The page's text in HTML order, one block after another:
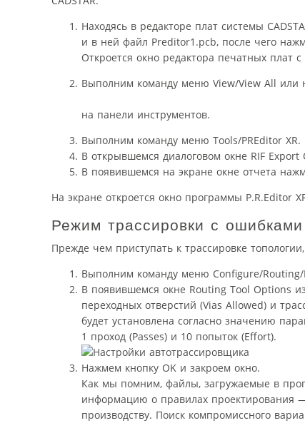
Находясь в редакторе плат системы
и в ней файл Preditor1.pcb, после чего
Откроется окно редактора печатных плат
Выполним команду меню View/View All или
на панели инструментов.
Выполним команду меню Tools/PREditor XR.
В открывшемся диалоговом окне RIF
В появившемся на экране окне отчета
На экране откроется окно программы P.R.Editor
Режим трассировки с ошибками
Прежде чем приступать к трассировке
Выполним команду меню Configure/
В появившемся окне Routing Tool Options
переходных отверстий (Vias Allowed) и
будет установлена согласно значению
1 проход (Passes) и 10 попыток (Effort).
Нажмем кнопку OK и закроем окно.
Как мы помним, файлы, загружаемые в
информацию о правилах проектирования
производству. Поиск компромиссного